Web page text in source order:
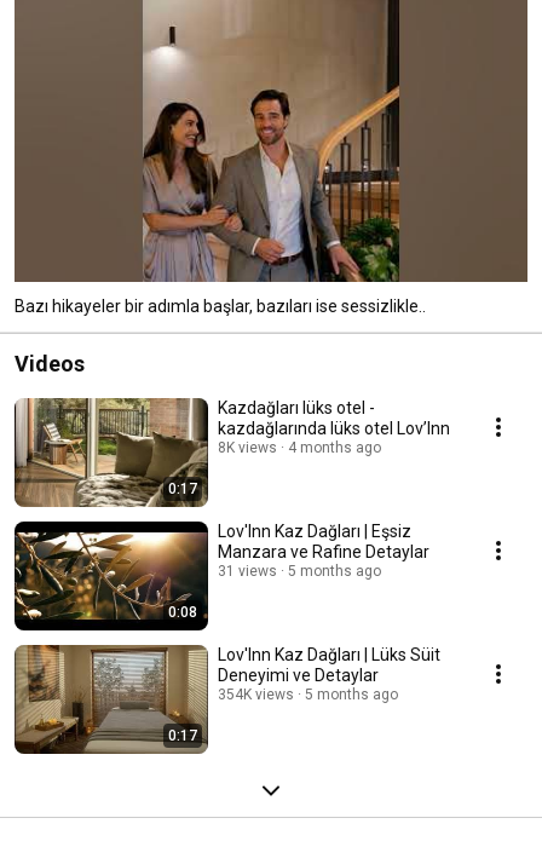
Bazı hikayeler bir adımla başlar, bazıları ise sessizlikle..
Videos
0:17
Kazdağları lüks otel -
kazdağlarında lüks otel Lov’Inn
8K views 4 months ago
0:08
Lov'Inn Kaz Dağları | Eşsiz
Manzara ve Rafine Detaylar
31 views 5 months ago
0:17
Lov'Inn Kaz Dağları | Lüks Süit
Deneyimi ve Detaylar
354K views 5 months ago